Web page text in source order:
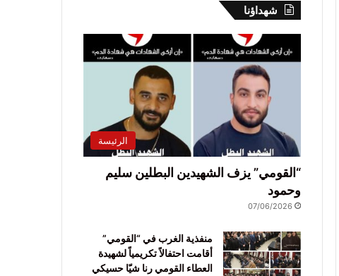
شهداؤنا
الرئيسة
“القومي” يزف الشهيدين البطلين سليم
وحمود
07/06/2026
منفذية الغرب في “القومي”
أقامت احتفالاً تكريمياً لشهيدة
العطاء القومي رنا شيّا حسيكي